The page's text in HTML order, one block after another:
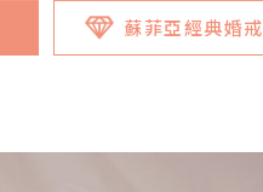
蘇菲亞經典婚戒